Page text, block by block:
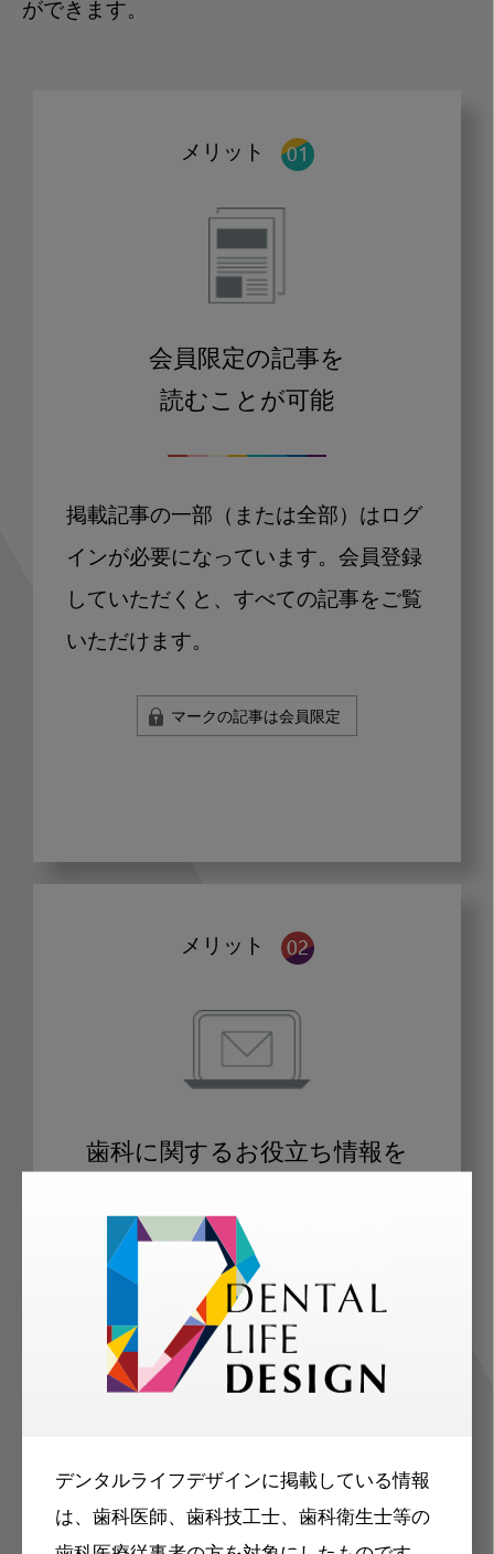
デンタルライフデザインに掲載している情報
は、歯科医師、歯科技工士、歯科衛生士等の
ができます。
メリット
会員限定の記事を
読むことが可能
掲載記事の一部（または全部）はログ
インが必要になっています。会員登録
していただくと、すべての記事をご覧
いただけます。
マークの記事は会員限定
メリット
歯科に関するお役立ち情報を
ご登録いただいた職種（歯科医師、歯
科衛生士、歯科技工士）に合わせた内
容のメールマガジンをお届けします。